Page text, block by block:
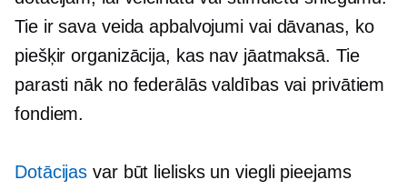
Tie ir sava veida apbalvojumi vai dāvanas, ko
piešķir organizācija, kas nav jāatmaksā. Tie
parasti nāk no federālās valdības vai privātiem
fondiem.
Dotācijas var būt lielisks unviegli pieejams